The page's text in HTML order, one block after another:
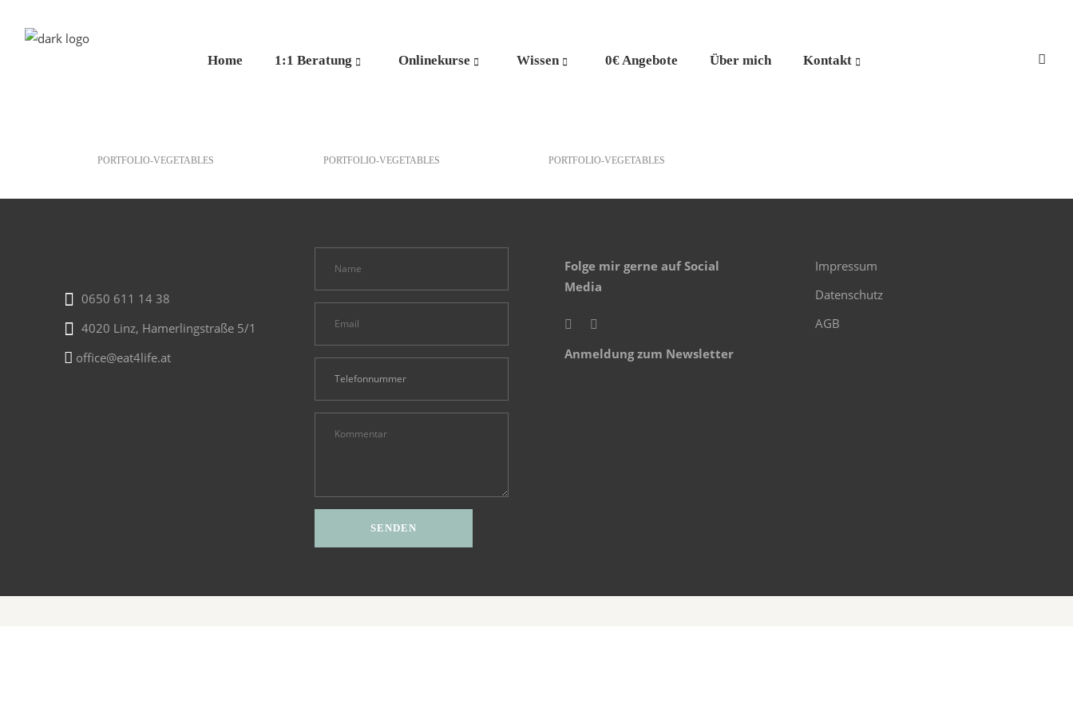
Home 1:1 Beratung Onlinekurse Wissen 0€ Angebote Über mich Kontakt
PORTFOLIO-VEGETABLES PORTFOLIO-VEGETABLES PORTFOLIO-VEGETABLES
0650 611 14 38
4020 Linz, Hamerlingstraße 5/1
office@eat4life.at
Folge mir gerne auf Social
Media
Anmeldung zum Newsletter
Impressum
Datenschutz
AGB